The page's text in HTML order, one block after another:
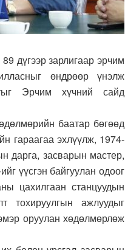
дүгээр зарлигаар эрчим
өндрөөр үнэлж
Эрчим хүчний сайд
баатар бөгөөд
гараагаа эхлүүлж, 1974-
дарга, засварын мастер,
үүсгэн байгуулан одоог
цахилгаан станцуудын
тохируулгын ажлуудыг
оруулан хөдөлмөрлөж